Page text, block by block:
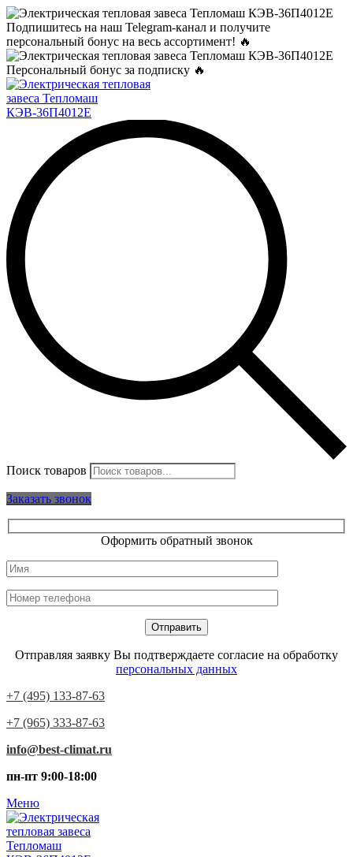
Подпишитесь на наш Telegram-канал и получите
персональный бонус на весь ассортимент! 🔥
Персональный бонус за подписку 🔥
Поиск товаров
Заказать звонок
Оформить обратный звонок
Отправляя заявку Вы подтверждаете согласие на обработку
персональных данных
+7 (495) 133-87-63
+7 (965) 333-87-63
info@best-climat.ru
пн-пт 9:00-18:00
Меню